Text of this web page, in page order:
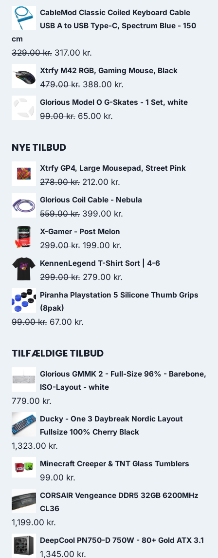
price
was:
price
is:
CableMod Classic Coiled Keyboard Cable
USB A to USB Type-C, Spectrum Blue - 150
cm
329.00kr. Original
price
was:
317.00 kr.
price
is:
Xtrfy M42 RGB, Gaming Mouse, Black
479.00kr. Original
price
was:
388.00 kr.
price
Glorious Model O G-Skates - 1 Set, white
99.00kr. Original
65.00 kr.
NYE TILBUD
Xtrfy GP4, Large Mousepad, Street Pink
278.00kr. Original
price
was:
212.00 kr.
price
is:
Glorious Coil Cable - Nebula
559.00kr. Original
price
was:
399.00 kr.
399.00 kr..
X-Gamer - Post Melon
299.00kr. Original
price
was:
199.00 kr.
price
KennenLegend T-Shirt Sort | 4-6
299.00kr. Original
price
279.00 kr.
price
Piranha Playstation 5 Silicone Thumb Grips
(8pak)
99.00kr. Original
was:
67.00 kr.
is:
TILFÆLDIGE TILBUD
Glorious GMMK 2 - Full-Size 96% - Barebone,
ISO-Layout - white
779.00 kr.
Ducky - One 3 Daybreak Nordic Layout
Fullsize 100% Cherry Black
1,323.00 kr.
Minecraft Creeper & TNT Glass Tumblers
99.00 kr.
CORSAIR Vengeance DDR5 32GB 6200MHz
CL36
1,199.00 kr.
DeepCool PN750-D 750W - 80+ Gold ATX 3.1
1,345.00 kr.